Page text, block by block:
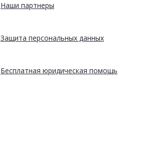
Наши партнеры
Защита персональных данных
Бесплатная юридическая помощь